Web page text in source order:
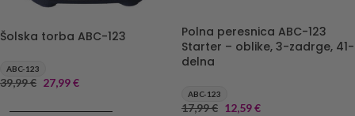
Šolska torba ABC-123
ABC-123
39,99€ 27,99€
Polna peresnica ABC-123
Starter – oblike, 3-zadrge, 41-
delna
ABC-123
17,99€ 12,59€